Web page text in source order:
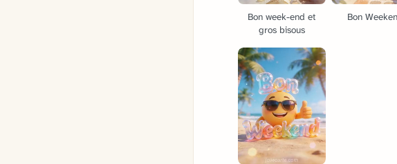
Bon week-end et
gros bisous
Bon